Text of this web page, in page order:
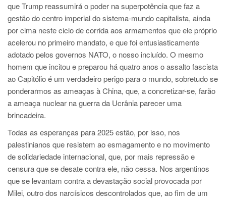
que Trump reassumirá o poder na superpotência que faz a
gestão do centro imperial do sistema-mundo capitalista, ainda
por cima neste ciclo de corrida aos armamentos que ele próprio
acelerou no primeiro mandato, e que foi entusiasticamente
adotado pelos governos NATO, o nosso incluído. O mesmo
homem que incitou e preparou há quatro anos o assalto fascista
ao Capitólio é um verdadeiro perigo para o mundo, sobretudo se
ponderarmos as ameaças à China, que, a concretizar-se, farão
a ameaça nuclear na guerra da Ucrânia parecer uma
brincadeira.
Todas as esperanças para 2025 estão, por isso, nos
palestinianos que resistem ao esmagamento e no movimento
de solidariedade internacional, que, por mais repressão e
censura que se desate contra ele, não cessa. Nos argentinos
que se levantam contra a devastação social provocada por
Milei, outro dos narcísicos descontrolados que, ao fim de um